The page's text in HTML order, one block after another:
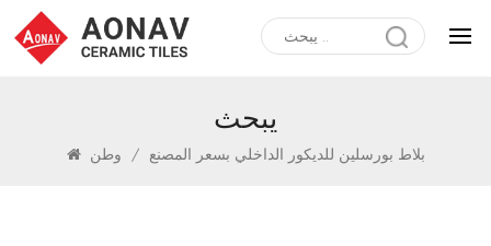
يبحث
/ بلاط بورسلين للديكور الداخلي بسعر المصنع